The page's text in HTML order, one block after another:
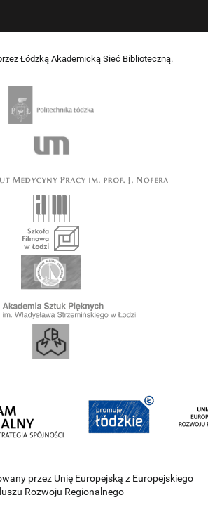
Łódzką Akademicką Sieć Biblioteczną.
przez Unię Europejską z Europejskiego
Rozwoju Regionalnego